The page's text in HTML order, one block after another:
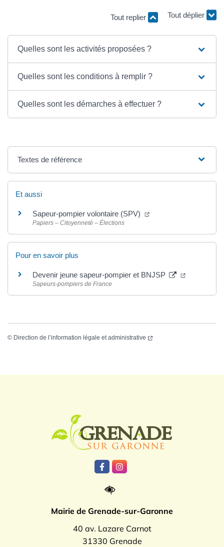
Tout replier Tout déplier
Quelles sont les activités proposées ?
Quelles sont les conditions à remplir ?
Quelles sont les démarches à effectuer ?
Textes de référence
Et aussi
Sapeur-pompier volontaire (SPV)
Papiers – Citoyenneté – Élections
Pour en savoir plus
Devenir jeune sapeur-pompier et BNJSP
Sapeurs-pompiers de France
© Direction de l’information légale et administrative
Lien vers le compte Facebook
Lien vers le compte
Mairie de Grenade-sur-Garonne
40 av. Lazare Carnot
31330 Grenade